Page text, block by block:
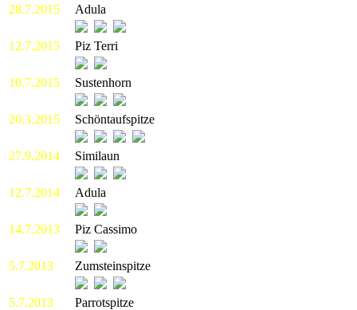
28.7.2015 Adula
12.7.2015 Piz Terri
10.7.2015 Sustenhorn
20.3.2015 Schöntaufspitze
27.9.2014 Similaun
12.7.2014 Adula
14.7.2013 Piz Cassimo
5.7.2013 Zumsteinspitze
5.7.2013 Parrotspitze